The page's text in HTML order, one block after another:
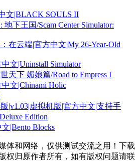
文|BLACK SOULS II
下王国/Scam Center Simulator:
在云端|官方中文|My 26-Year-Old
文|Uninstall Simulator
天下 媚娘篇/Road to Empress I
文|Chinami Holic
|v1.03|虚拟机版|官方中文|支持手
Edition
|Bento Blocks
体和网络，仅供测试交流之用！下载
权归原作者所有，如有版权问题请联